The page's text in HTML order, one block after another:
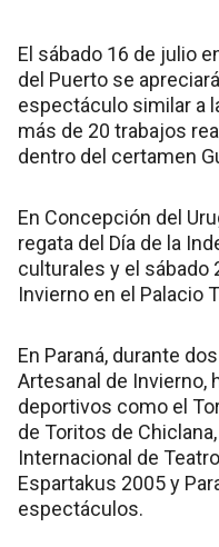
El sábado 16 de julio
del Puerto se
espectáculo similar a
más de 20 trabajos
dentro del certamen
En Concepción del
regata del Día de la
culturales y el sábado
Invierno en el Palacio
En Paraná, durante
Artesanal de Invierno,
deportivos como el
de Toritos de
Internacional de
Espartakus 2005 y
espectáculos.